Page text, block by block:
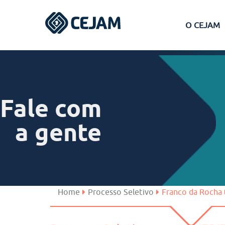
O CEJAM
Ferraz de Vasconcelos
São José dos Campos
Fale com
a gente
Home Processo Seletivo Franco da Rocha